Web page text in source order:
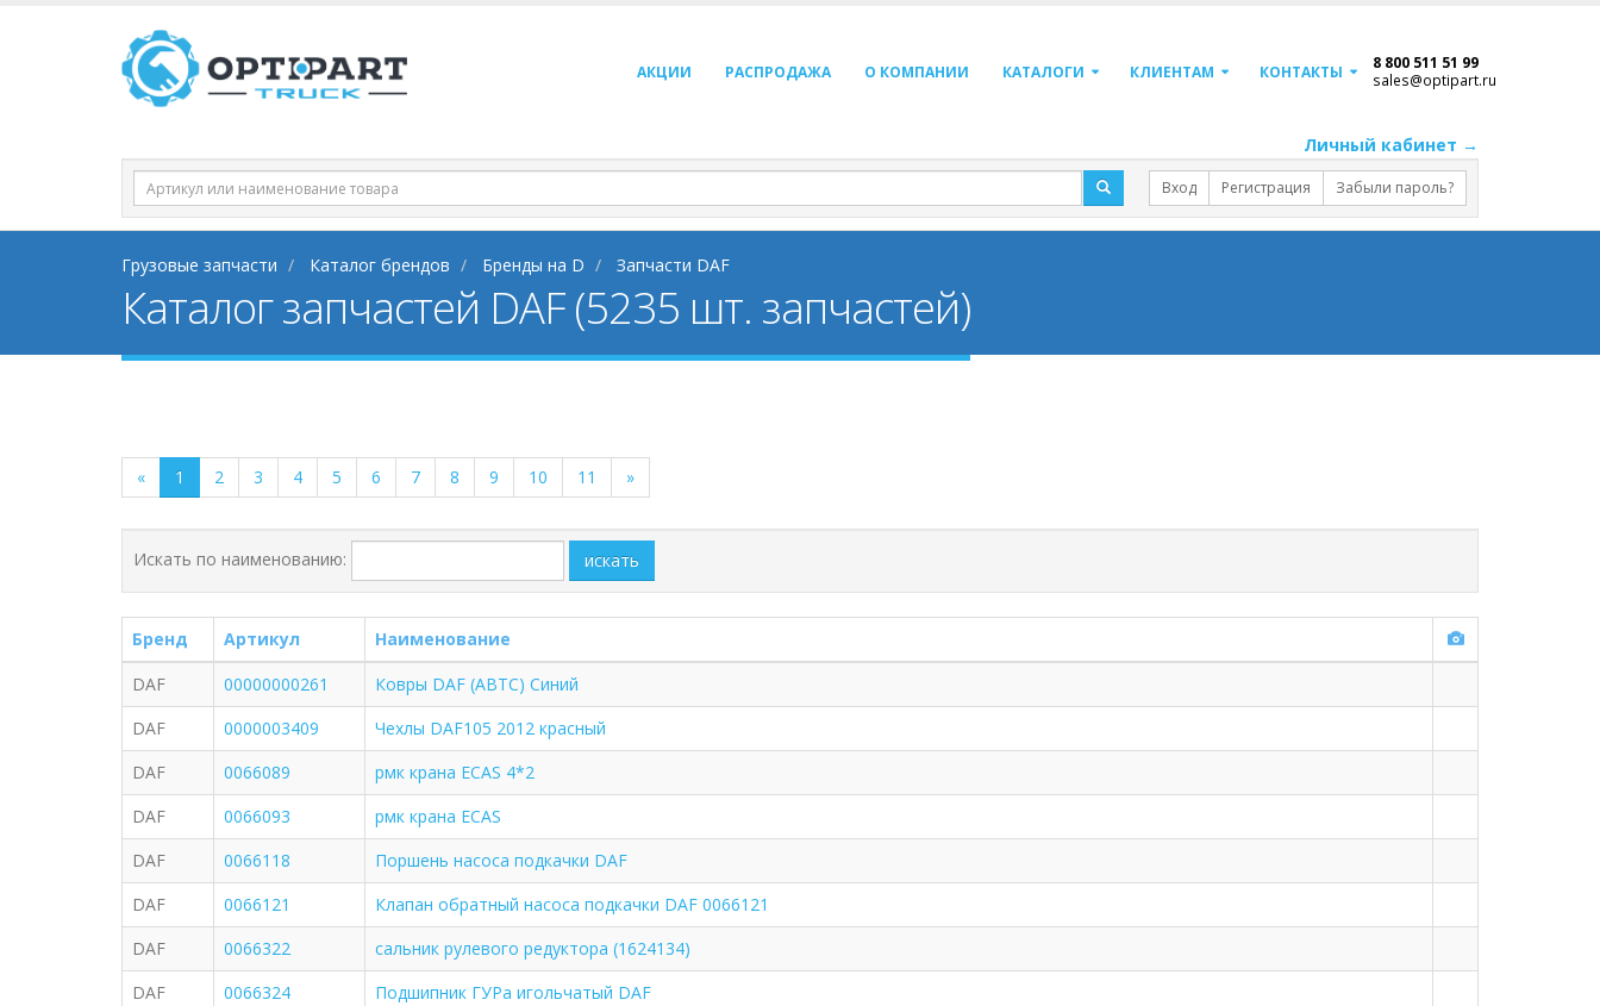
АКЦИИ РАСПРОДАЖА О КОМПАНИИ КАТАЛОГИ КЛИЕНТАМ КОНТАКТЫ 8 800 511 51 99
sales@optipart.ru
Личный кабинет →
Вход Регистрация Забыли пароль?
Грузовые запчасти Каталог брендов Бренды на D Запчасти DAF
Каталог запчастей DAF (5235 шт. запчастей)
« 1 2 3 4 5 6 7 8 9 10 11 »
Искать по наименованию: искать
Бренд Артикул
Наименование
DAF
00000000261
Ковры DAF (ABTC) Синий
DAF
0000003409
Чехлы DAF105 2012 красный
DAF
0066089
рмк крана ECAS 4*2
DAF
0066093
рмк крана ECAS
DAF
0066118
Поршень насоса подкачки DAF
DAF
0066121
Клапан обратный насоса подкачки DAF 0066121
DAF
0066322
сальник рулевого редуктора (1624134)
DAF
0066324
Подшипник ГУРа игольчатый DAF